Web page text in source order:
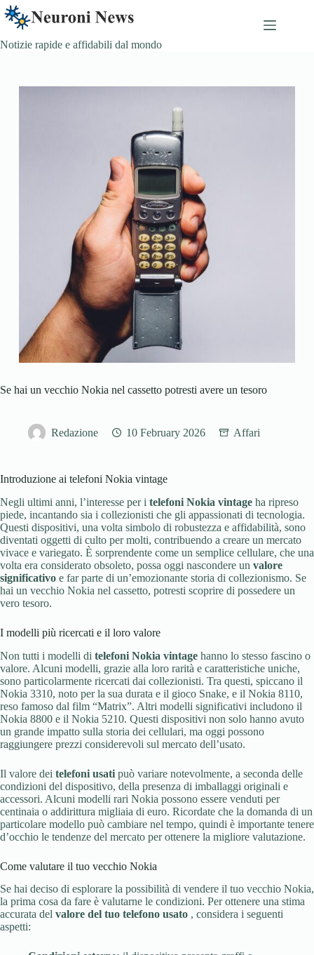
Skip
to
content
Notizie rapide e affidabili dal mondo
Se hai un vecchio Nokia nel cassetto potresti avere un tesoro
Redazione 10 February 2026 Affari
Introduzione ai telefoni Nokia vintage
Negli ultimi anni, l’interesse per i telefoni Nokia vintage ha ripreso
piede, incantando sia i collezionisti che gli appassionati di tecnologia.
Questi dispositivi, una volta simbolo di robustezza e affidabilità, sono
diventati oggetti di culto per molti, contribuendo a creare un mercato
vivace e variegato. È sorprendente come un semplice cellulare, che una
volta era considerato obsoleto, possa oggi nascondere un valore
significativo e far parte di un’emozionante storia di collezionismo. Se
hai un vecchio Nokia nel cassetto, potresti scoprire di possedere un
vero tesoro.
I modelli più ricercati e il loro valore
Non tutti i modelli di telefoni Nokia vintage hanno lo stesso fascino o
valore. Alcuni modelli, grazie alla loro rarità e caratteristiche uniche,
sono particolarmente ricercati dai collezionisti. Tra questi, spiccano il
Nokia 3310, noto per la sua durata e il gioco Snake, e il Nokia 8110,
reso famoso dal film “Matrix”. Altri modelli significativi includono il
Nokia 8800 e il Nokia 5210. Questi dispositivi non solo hanno avuto
un grande impatto sulla storia dei cellulari, ma oggi possono
raggiungere prezzi considerevoli sul mercato dell’usato.
Il valore dei telefoni usati può variare notevolmente, a seconda delle
condizioni del dispositivo, della presenza di imballaggi originali e
accessori. Alcuni modelli rari Nokia possono essere venduti per
centinaia o addirittura migliaia di euro. Ricordate che la domanda di un
particolare modello può cambiare nel tempo, quindi è importante tenere
d’occhio le tendenze del mercato per ottenere la migliore valutazione.
Come valutare il tuo vecchio Nokia
Se hai deciso di esplorare la possibilità di vendere il tuo vecchio Nokia,
la prima cosa da fare è valutarne le condizioni. Per ottenere una stima
accurata del valore del tuo telefono usato , considera i seguenti
aspetti: